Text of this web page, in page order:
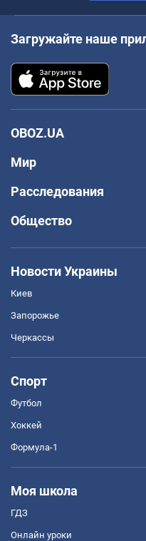
Загружайте наше
OBOZ.UA
Мир
Расследования
Общество
Новости Украины
Киев
Запорожье
Черкассы
Спорт
Футбол
Хоккей
Формула-1
Моя школа
ГДЗ
Онлайн уроки